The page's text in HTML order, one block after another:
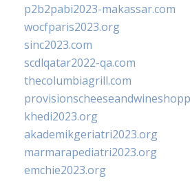
p2b2pabi2023-makassar.com
wocfparis2023.org
sinc2023.com
scdlqatar2022-qa.com
thecolumbiagrill.com
khedi2023.org
akademikgeriatri2023.org
marmarapediatri2023.org
emchie2023.org